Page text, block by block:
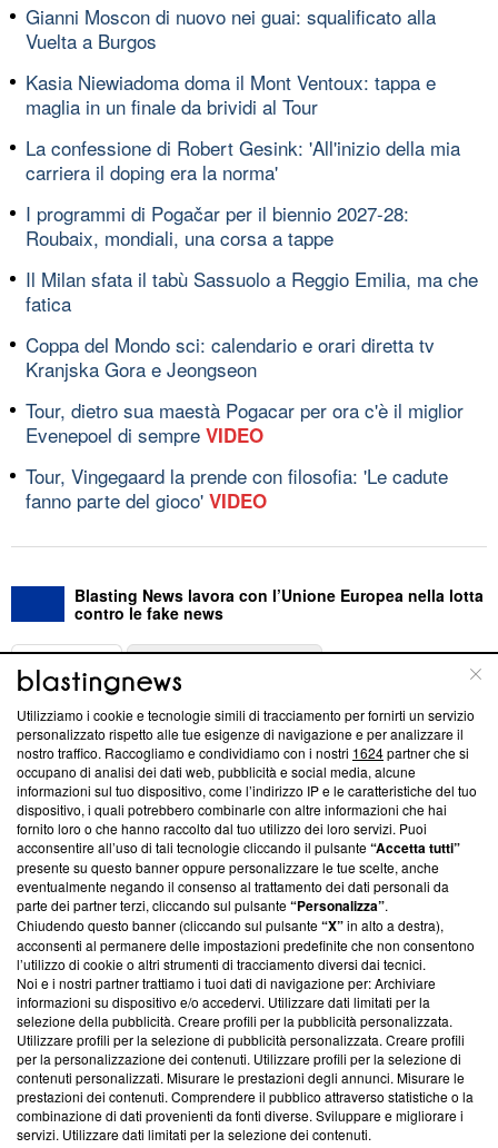
Gianni Moscon di nuovo nei guai: squalificato alla
Vuelta a Burgos
Kasia Niewiadoma doma il Mont Ventoux: tappa e
maglia in un finale da brividi al Tour
La confessione di Robert Gesink: 'All'inizio della mia
carriera il doping era la norma'
I programmi di Pogačar per il biennio 2027-28:
Roubaix, mondiali, una corsa a tappe
Il Milan sfata il tabù Sassuolo a Reggio Emilia, ma che
fatica
Coppa del Mondo sci: calendario e orari diretta tv
Kranjska Gora e Jeongseon
Tour, dietro sua maestà Pogacar per ora c'è il miglior
Evenepoel di sempre VIDEO
Tour, Vingegaard la prende con filosofia: 'Le cadute
fanno parte del gioco' VIDEO
Blasting News lavora con l’Unione Europea nella lotta
contro le fake news
ABOUT
Questa sezione offre informazioni trasparenti su Blasting
News, sui nostri processi editoriali e su come ci impegniamo a
creare news di qualità. Inoltre, afferma la nostra aderenza a
‘Trust Project - News with Integrity’Blasting News non è
ancora membro del programma, ma ha richiesto di farne
parte; Trust Project non ha ancora effettuato una verifica di
conformità agli standard.
Su di noi
Team editoriale
Corporate
Redazione
Informativa Privacy
Cookie Policy
Utilizziamo i cookie e tecnologie simili di tracciamento per fornirti un servizio
personalizzato rispetto alle tue esigenze di navigazione e per analizzare il
nostro traffico. Raccogliamo e condividiamo con i nostri 1624partner che si
occupano di analisi dei dati web, pubblicità e social media, alcune
informazioni sul tuo dispositivo, come l’indirizzo IP e le caratteristiche del tuo
dispositivo, i quali potrebbero combinarle con altre informazioni che hai
fornito loro o che hanno raccolto dal tuo utilizzo dei loro servizi. Puoi
acconsentire all’uso di tali tecnologie cliccando il pulsante“Accetta tutti”
presente su questo banner oppure personalizzare le tue scelte, anche
eventualmente negando il consenso al trattamento dei dati personali da
parte dei partner terzi, cliccando sul pulsante“Personalizza”.
Chiudendo questo banner (cliccando sul pulsante“X”in alto a destra),
acconsenti al permanere delle impostazioni predefinite che non consentono
l’utilizzo di cookie o altri strumenti di tracciamento diversi dai tecnici.
Noi e i nostri partner trattiamo i tuoi dati di navigazione per: Archiviare
informazioni su dispositivo e/o accedervi. Utilizzare dati limitati per la
selezione della pubblicità. Creare profili per la pubblicità personalizzata.
Utilizzare profili per la selezione di pubblicità personalizzata. Creare profili
per la personalizzazione dei contenuti. Utilizzare profili per la selezione di
contenuti personalizzati. Misurare le prestazioni degli annunci. Misurare le
prestazioni dei contenuti. Comprendere il pubblico attraverso statistiche o la
combinazione di dati provenienti da fonti diverse. Sviluppare e migliorare i
servizi. Utilizzare dati limitati per la selezione dei contenuti.